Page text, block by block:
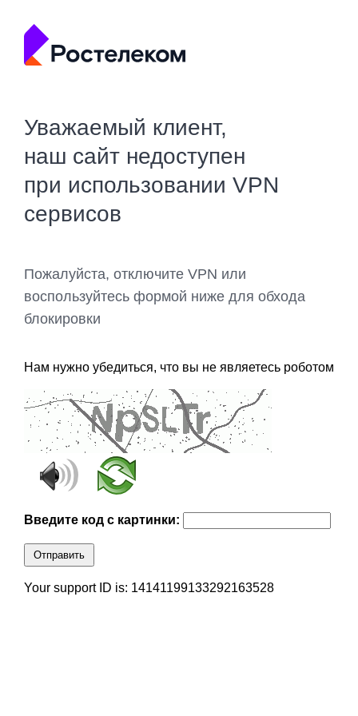
Уважаемый клиент,
наш сайт недоступен
при использовании VPN
сервисов
Пожалуйста, отключите VPN или
воспользуйтесь формой ниже для обхода
блокировки
Нам нужно убедиться, что вы не являетесь роботом
Введите код с картинки:
Отправить
Your support ID is: 14141199133292163528